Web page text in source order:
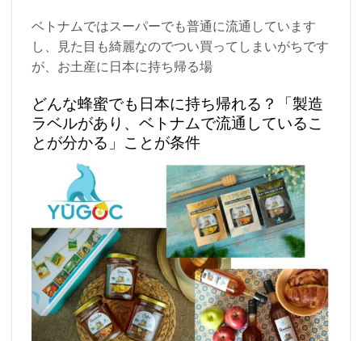
ベトナムではスーパーでも普通に流通しています
し、見た目も綺麗なのでつい買ってしまいがちです
が、お土産に日本に持ち帰る場
どんな蜂蜜でも日本に持ち帰れる？「製造
ラベルがあり、ベトナムで流通しているこ
とが分かる」ことが条件